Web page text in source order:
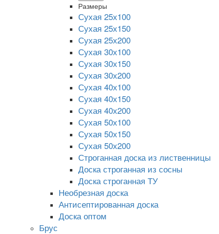
Размеры
Сухая 25х100
Сухая 25х150
Сухая 25х200
Сухая 30х100
Сухая 30х150
Сухая 30х200
Сухая 40х100
Сухая 40х150
Сухая 40х200
Сухая 50х100
Сухая 50х150
Сухая 50х200
Строганная доска из лиственницы
Доска строганная из сосны
Доска строганная ТУ
Необрезная доска
Антисептированная доска
Доска оптом
Брус